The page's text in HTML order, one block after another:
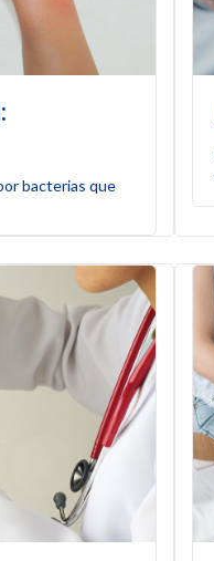
bacterias que